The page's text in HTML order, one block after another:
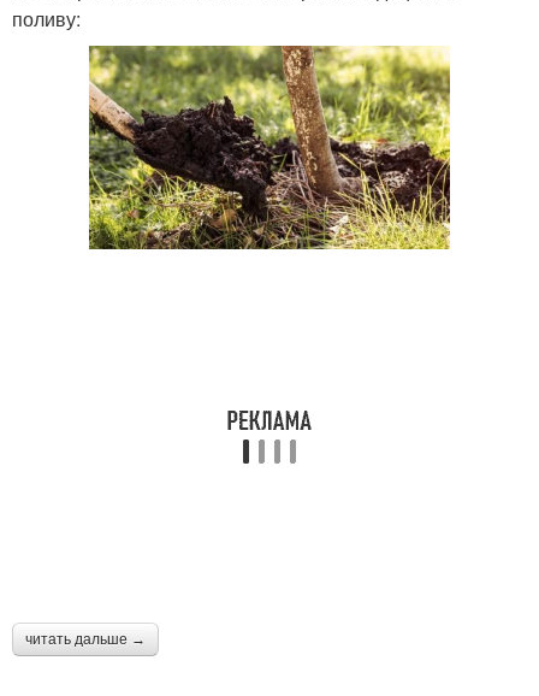
поливу:
читать дальше →